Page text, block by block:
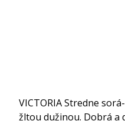
VICTORIA Stredne
žltou dužinou. Dobrá a